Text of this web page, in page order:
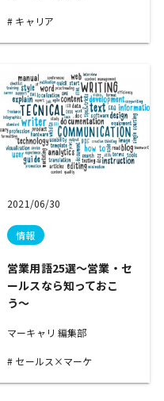
キャリア
2021/06/30
情報
営業用語25選〜営業・セ
ールスなら知っておこ
う〜
マーキャリ 編集部
セールス×マーケ